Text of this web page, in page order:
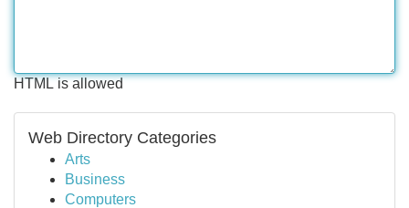
HTML is allowed
Web Directory Categories
Arts
Business
Computers